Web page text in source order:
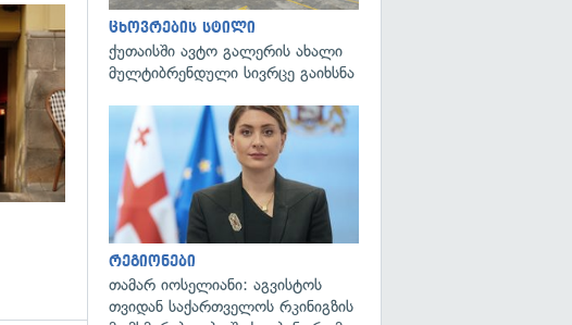
ცხოვრების სტილი
ქუთაისში ავტო გალერის ახალი
მულტიბრენდული სივრცე გაიხსნა
რეგიონები
თამარ იოსელიანი: აგვისტოს
თვიდან საქართველოს რკინიგზის